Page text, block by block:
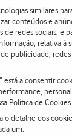
similares
conteúdos e
redes sociais, e
relativa à
publicidade,
está a consentir
Política de Cookies
o detalhe dos
um.
aglio e olio” e
em
Prémio nos
sobretudo na
utilizado
Megan Gale e
de domingo,
massas